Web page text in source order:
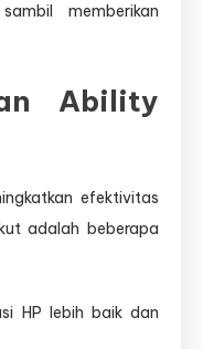
memberikan
Ability
efektivitas
adalah beberapa
HP lebih baik dan